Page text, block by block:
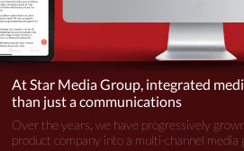
At Star Media Group, integrated
than just a communications
Over the years, we have progressively
product company into a multi-channel media